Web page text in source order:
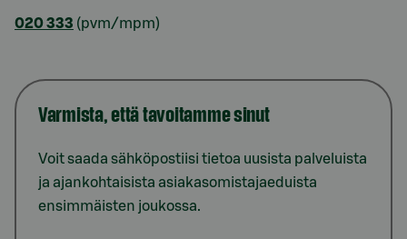
020 333 (pvm/mpm)
Varmista, että tavoitamme sinut
Voit saada sähköpostiisi tietoa uusista palveluista
ja ajankohtaisista asiakasomistajaeduista
ensimmäisten joukossa.